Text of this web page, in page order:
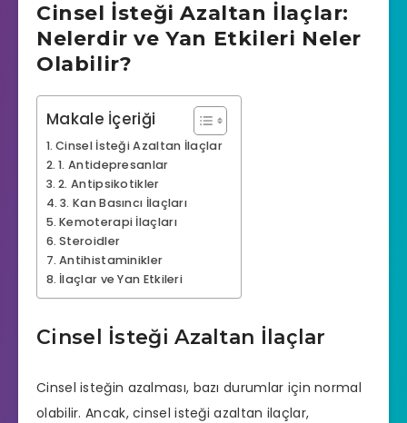
Cinsel İsteği Azaltan İlaçlar:
Nelerdir ve Yan Etkileri Neler
Olabilir?
Makale İçeriği
Cinsel İsteği Azaltan İlaçlar
1. Antidepresanlar
2. Antipsikotikler
3. Kan Basıncı İlaçları
Kemoterapi İlaçları
Steroidler
Antihistaminikler
İlaçlar ve Yan Etkileri
Cinsel İsteği Azaltan İlaçlar
Cinsel isteğin azalması, bazı durumlar için normal
olabilir. Ancak, cinsel isteği azaltan ilaçlar,